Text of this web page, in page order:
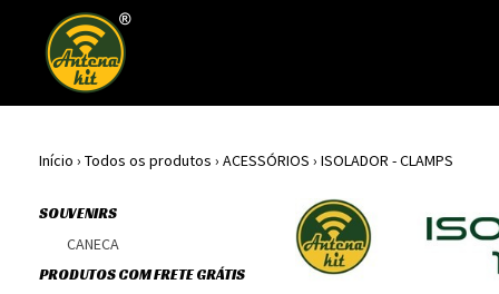
Início › Todos os produtos › ACESSÓRIOS › ISOLADOR - CLAMPS
SOUVENIRS
CANECA
PRODUTOS COM FRETE GRÁTIS